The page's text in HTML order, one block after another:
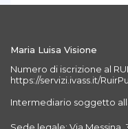
Maria Luisa Visione
Numero di iscrizione al
https://servizi.ivass.it/
Intermediario soggetto
Sede legale: Via Messina,